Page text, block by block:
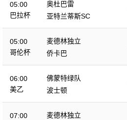
05:00
巴拉杯
奥杜巴雷
亚特兰蒂斯SC
05:00
哥伦杯
麦德林独立
侨卡巴
06:00
美乙
佛蒙特绿队
波士顿
07:00
麦德林独立